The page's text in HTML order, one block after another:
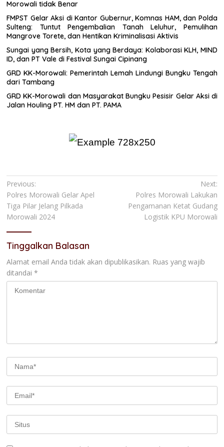
Morowali tidak Benar
FMPST Gelar Aksi di Kantor Gubernur, Komnas HAM, dan Polda
Sulteng: Tuntut Pengembalian Tanah Leluhur, Pemulihan
Mangrove Torete, dan Hentikan Kriminalisasi Aktivis
Sungai yang Bersih, Kota yang Berdaya: Kolaborasi KLH, MIND
ID, dan PT Vale di Festival Sungai Cipinang
GRD KK-Morowali: Pemerintah Lemah Lindungi Bungku Tengah
dari Tambang
GRD KK-Morowali dan Masyarakat Bungku Pesisir Gelar Aksi di
Jalan Houling PT. HM dan PT. PAMA
Navigasi
pos
Previous:
Polres Morowali Gelar Apel
Tiga Pilar Jelang Pilkada
Morowali 2024
Next:
Polres Morowali Lakukan
Pengamanan Ketat Gudang
Logistik KPU Morowali
Tinggalkan Balasan
Alamat email Anda tidak akan dipublikasikan. Ruas yang wajib
ditandai *